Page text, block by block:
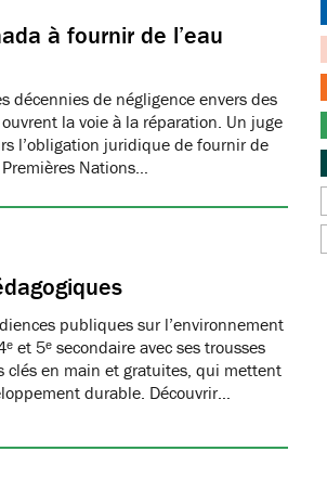
à fournir de l’eau
décennies de négligence envers des
la voie à la réparation. Un juge
l’obligation juridique de fournir de
Nations…
publiques sur l’environnement
et 5ᵉ secondaire avec ses trousses
clés en main et gratuites, qui mettent
durable. Découvrir…